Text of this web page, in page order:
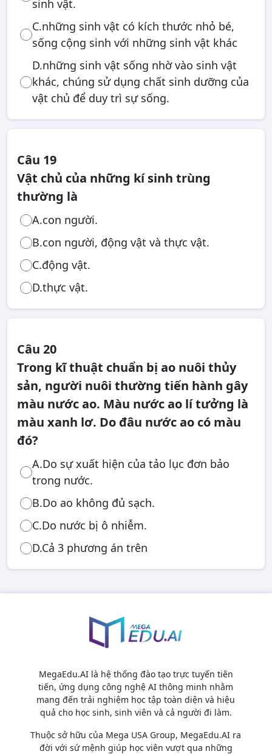
sinh vật.
C.những sinh vật có kích thước nhỏ bé,
sống cộng sinh với những sinh vật khác
D.những sinh vật sống nhờ vào sinh vật
khác, chúng sử dụng chất sinh dưỡng của
vật chủ để duy trì sự sống.
Câu 19
Vật chủ của những kí sinh trùng
thường là
A.con người.
B.con người, động vật và thực vật.
C.động vật.
D.thực vật.
Câu 20
Trong kĩ thuật chuẩn bị ao nuôi thủy
sản, người nuôi thường tiến hành gây
màu nước ao. Màu nước ao lí tưởng là
màu xanh lơ. Do đâu nước ao có màu
đó?
A.Do sự xuất hiện của tảo lục đơn bảo
trong nước.
B.Do ao không đủ sạch.
C.Do nước bị ô nhiễm.
D.Cả 3 phương án trên
MegaEdu.AI là hệ thống đào tạo trực tuyến tiên
tiến, ứng dụng công nghệ AI thông minh nhằm
mang đến trải nghiệm học tập toàn diện và hiệu
quả cho học sinh, sinh viên và cả người đi làm.
Thuộc sở hữu của Mega USA Group, MegaEdu.AI ra
đời với sứ mệnh giúp học viên vượt qua những